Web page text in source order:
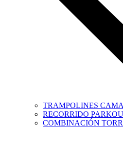
TRAMPOLINES
RECORRIDO
COMBINACIÓN